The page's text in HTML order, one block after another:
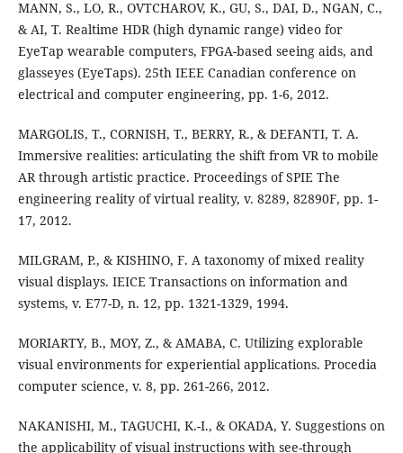
MANN, S., LO, R., OVTCHAROV, K., GU, S., DAI, D., NGAN, C.,
& AI, T. Realtime HDR (high dynamic range) video for
EyeTap wearable computers, FPGA-based seeing aids, and
glasseyes (EyeTaps). 25th IEEE Canadian conference on
electrical and computer engineering, pp. 1-6, 2012.
MARGOLIS, T., CORNISH, T., BERRY, R., & DEFANTI, T. A.
Immersive realities: articulating the shift from VR to mobile
AR through artistic practice. Proceedings of SPIE The
engineering reality of virtual reality, v. 8289, 82890F, pp. 1-
17, 2012.
MILGRAM, P., & KISHINO, F. A taxonomy of mixed reality
visual displays. IEICE Transactions on information and
systems, v. E77-D, n. 12, pp. 1321-1329, 1994.
MORIARTY, B., MOY, Z., & AMABA, C. Utilizing explorable
visual environments for experiential applications. Procedia
computer science, v. 8, pp. 261-266, 2012.
NAKANISHI, M., TAGUCHI, K.-I., & OKADA, Y. Suggestions on
the applicability of visual instructions with see-through